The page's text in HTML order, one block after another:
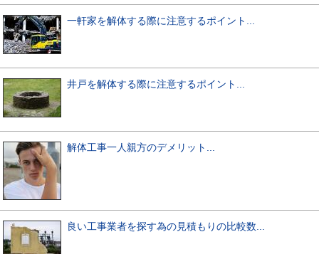
一軒家を解体する際に注意するポイント...
井戸を解体する際に注意するポイント...
解体工事一人親方のデメリット...
良い工事業者を探す為の見積もりの比較数...